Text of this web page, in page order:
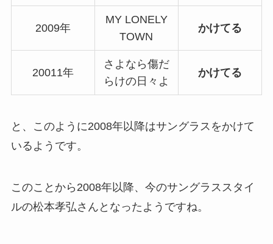
2009年
MY LONELY
TOWN
かけてる
20011年
さよなら傷だ
らけの日々よ
かけてる
と、このように2008年以降はサングラスをかけて
いるようです。
このことから2008年以降、今のサングラススタイ
ルの松本孝弘さんとなったようですね。